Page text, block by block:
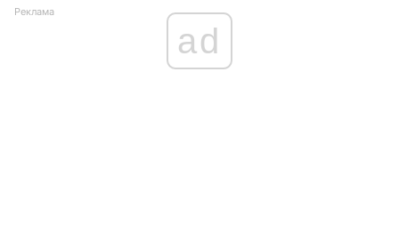
Реклама
ad